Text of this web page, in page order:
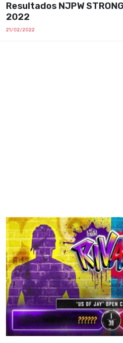
Resultados NJPW
2022
21/02/2022